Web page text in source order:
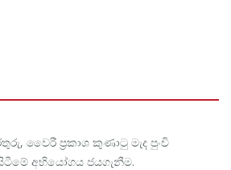
වෛරී ප්‍රකාශ කුණාටු මැද පුංචි
අභියෝගය ජයගැනීම.